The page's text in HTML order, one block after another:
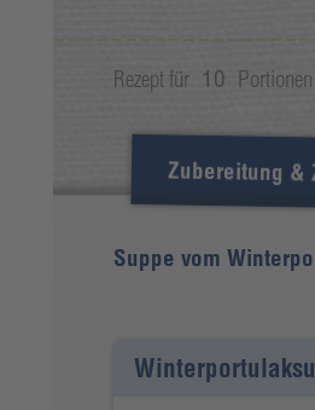
Rezept für 10 Portionen
Zubereitung &
Suppe vom